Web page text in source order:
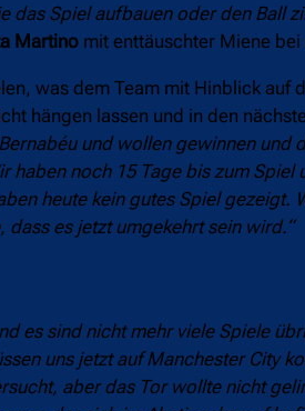
Spiel aufbauen oder den Ball
Martino mit enttäuschter Miene
was dem Team mit Hinblick
hängen lassen und in den
und wollen gewinnen und
noch 15 Tage bis zum
heute kein gutes Spiel gezeigt.
es jetzt umgekehrt sein wird.“
es sind nicht mehr viele Spiele
uns jetzt auf Manchester City
aber das Tor wollte nicht